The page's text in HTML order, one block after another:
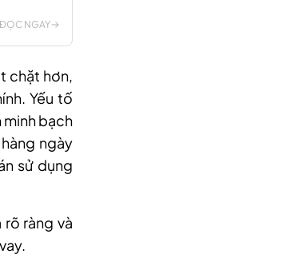
ĐỌC NGAY
chặt hơn,
Yếu tố
minh bạch
ngày
sử dụng
ràng và